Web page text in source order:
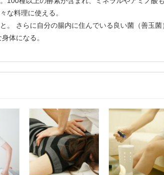
な料理に使える。
さらに自分の腸内に住んでいる良い菌（善玉菌
体になる。